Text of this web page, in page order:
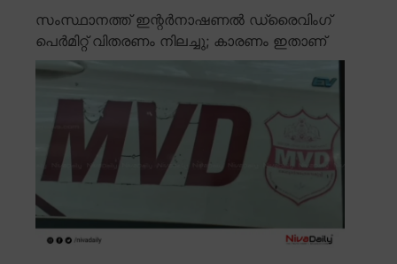
സംസ്ഥാനത്ത് ഇന്റർനാഷണൽ ഡ്രൈവിംഗ്
പെർമിറ്റ് വിതരണം നിലച്ചു; കാരണം ഇതാണ്